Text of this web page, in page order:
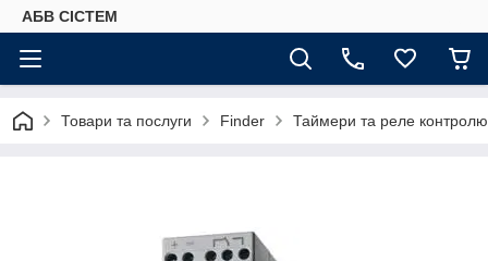
АБВ СІСТЕМ
Товари та послуги Finder Таймери та реле контролю